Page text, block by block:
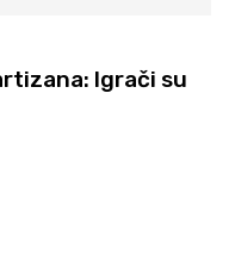
Igrači su